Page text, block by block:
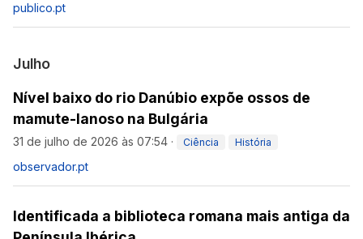
publico.pt
Julho
Nível baixo do rio Danúbio expõe ossos de
mamute-lanoso na Bulgária
31 de julho de 2026 às 07:54 · Ciência História
observador.pt
Identificada a biblioteca romana mais antiga da